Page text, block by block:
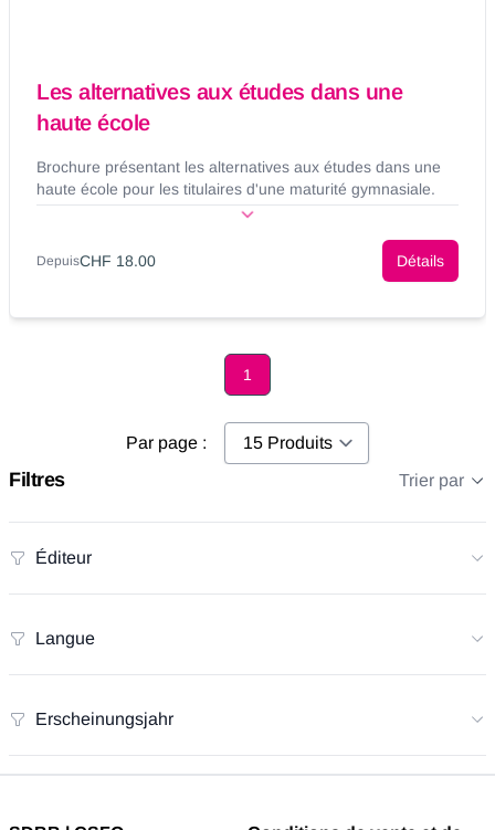
Les alternatives aux études dans une
haute école
Brochure présentant les alternatives aux études dans une
haute école pour les titulaires d'une maturité gymnasiale.
DepuisCHF 18.00 Détails
Page
1
Par page :
Filtres Trier par
Éditeur
Langue
Erscheinungsjahr